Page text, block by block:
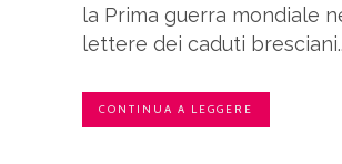
la Prima guerra mondiale
lettere dei caduti
CONTINUA A LEGGERE